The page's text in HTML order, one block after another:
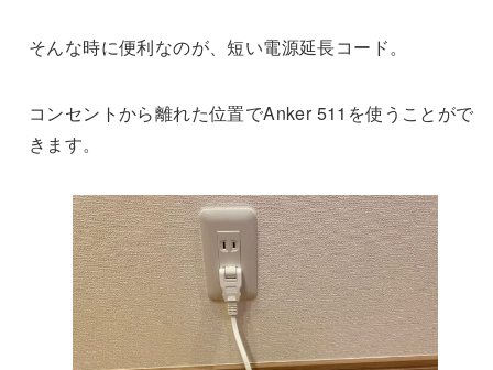
そんな時に便利なのが、短い電源延長コード。
コンセントから離れた位置でAnker 511を使うことがで
きます。